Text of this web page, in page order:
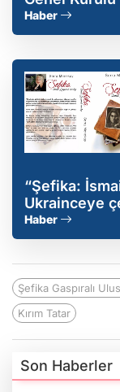
Haber
“Şefika:
Ukrainceye
Haber
Şefika Gaspıralı
Kırım Tatar
Son Haberler